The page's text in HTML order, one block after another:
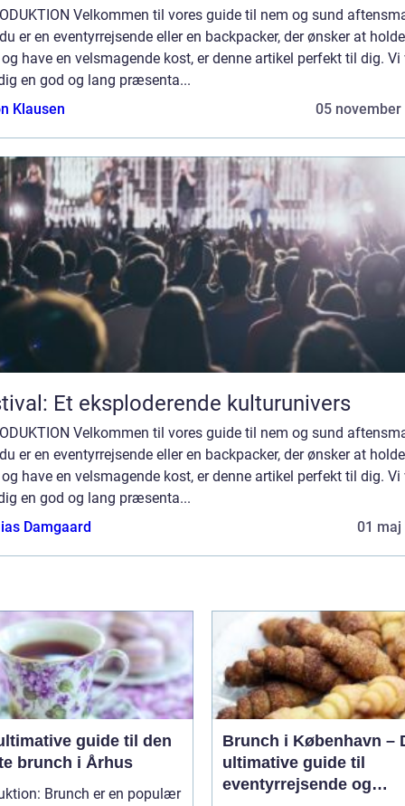
Velkommen til vores guide til nem og sund
er en eventyrrejsende eller en backpacker, der ønsker at
have en velsmagende kost, er denne artikel perfekt til dig. Vi
en god og lang præsenta...
Klausen
05 november
Et eksploderende kulturunivers
Velkommen til vores guide til nem og sund
er en eventyrrejsende eller en backpacker, der ønsker at
have en velsmagende kost, er denne artikel perfekt til dig. Vi
en god og lang præsenta...
Damgaard
01 maj
guide til den
brunch i Århus
Brunch er en populær
Brunch i København –
ultimative guide til
eventyrrejsende og